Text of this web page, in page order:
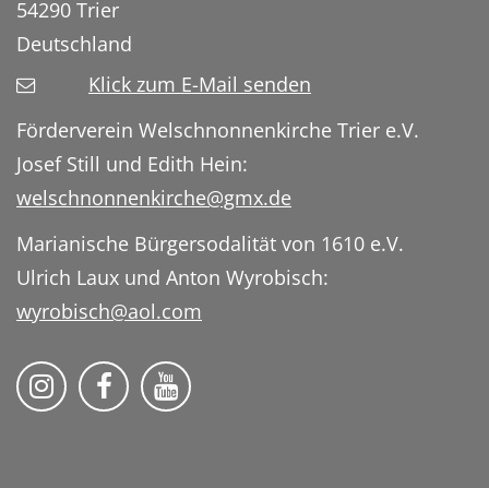
54290 Trier
Deutschland
Klick zum E-Mail senden
Förderverein Welschnonnenkirche Trier e.V.
Josef Still und Edith Hein:
welschnonnenkirche@gmx.de
Marianische Bürgersodalität von 1610 e.V.
Ulrich Laux und Anton Wyrobisch:
wyrobisch@aol.com
Folge uns auf Instragram
Folge uns auf Facebook
Folge uns auf YouTube